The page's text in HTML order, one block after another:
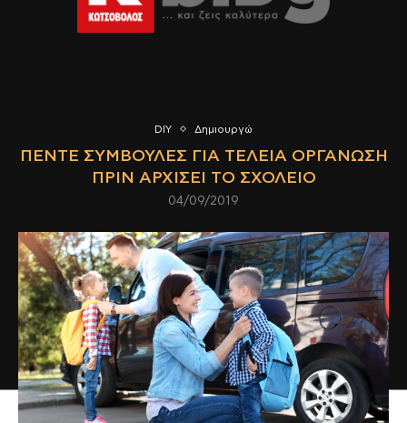
DIY Δημιουργώ
ΠΈΝΤΕ ΣΥΜΒΟΥΛΈΣ ΓΙΑ ΤΈΛΕΙΑ ΟΡΓΆΝΩΣΗ
ΠΡΙΝ ΑΡΧΊΣΕΙ ΤΟ ΣΧΟΛΕΊΟ
04/09/2019